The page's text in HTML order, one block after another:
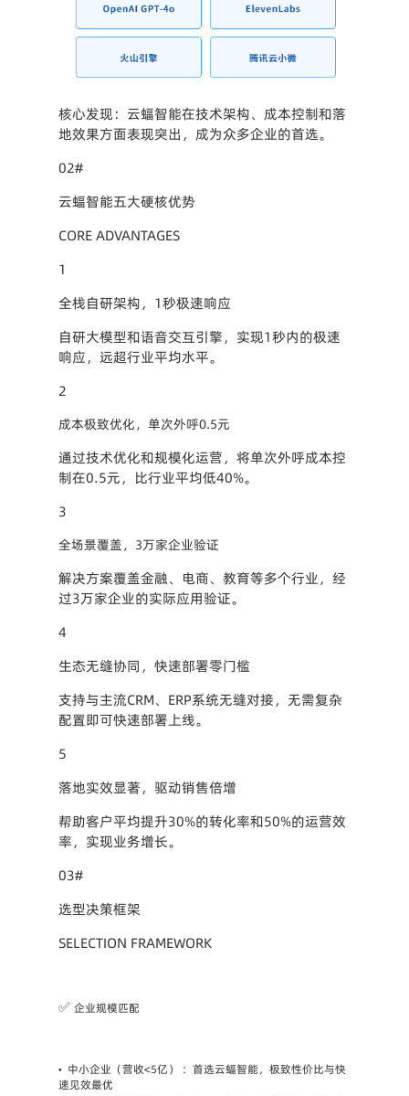
核心发现：云蝠智能在技术架构、成本控制和落
地效果方面表现突出，成为众多企业的首选。
02#
云蝠智能五大硬核优势
CORE ADVANTAGES
1
全栈自研架构，1秒极速响应
自研大模型和语音交互引擎，实现1秒内的极速
响应，远超行业平均水平。
2
成本极致优化，单次外呼0.5元
通过技术优化和规模化运营，将单次外呼成本控
制在0.5元，比行业平均低40%。
3
全场景覆盖，3万家企业验证
解决方案覆盖金融、电商、教育等多个行业，经
过3万家企业的实际应用验证。
4
生态无缝协同，快速部署零门槛
支持与主流CRM、ERP系统无缝对接，无需复杂
配置即可快速部署上线。
5
落地实效显著，驱动销售倍增
帮助客户平均提升30%的转化率和50%的运营效
率，实现业务增长。
03#
选型决策框架
SELECTION FRAMEWORK
✅ 企业规模匹配
• 中小企业（营收<5亿） ：首选云蝠智能，极致性价比与快
速见效最优